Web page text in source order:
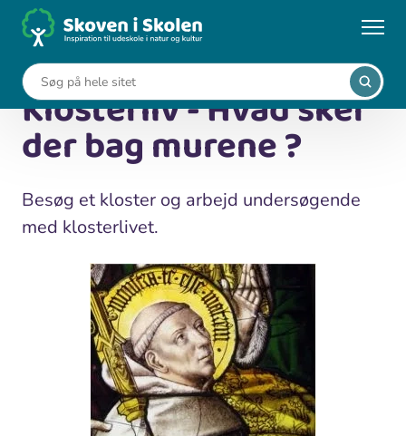
...
Undervisningsforløb
Klosterliv - Hvad sker
der bag murene ?
Besøg et kloster og arbejd undersøgende
med klosterlivet.